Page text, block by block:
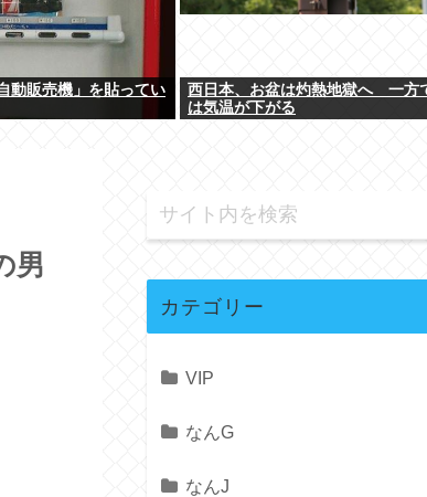
動販売機」を貼ってい
西日本、お盆は灼熱地獄へ 一方
は気温が下がる
男
カテゴリー
VIP
なんG
なんJ